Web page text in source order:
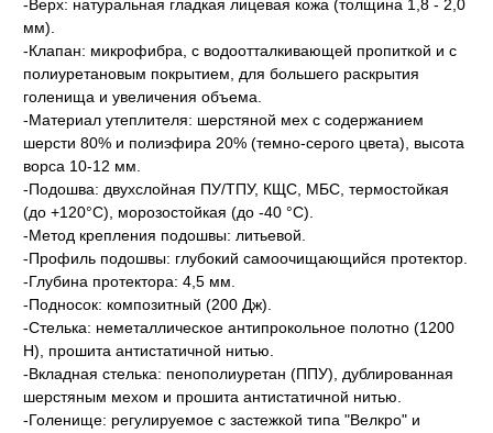
-Верх: натуральная гладкая лицевая кожа (толщина 1,8 - 2,0
мм).
-Клапан: микрофибра, с водоотталкивающей пропиткой и с
полиуретановым покрытием, для большего раскрытия
голенища и увеличения объема.
-Материал утеплителя: шерстяной мех с содержанием
шерсти 80% и полиэфира 20% (темно-серого цвета), высота
ворса 10-12 мм.
-Подошва: двухслойная ПУ/ТПУ, КЩС, МБС, термостойкая
(до +120°С), морозостойкая (до -40 °С).
-Метод крепления подошвы: литьевой.
-Профиль подошвы: глубокий самоочищающийся протектор.
-Глубина протектора: 4,5 мм.
-Подносок: композитный (200 Дж).
-Стелька: неметаллическое антипрокольное полотно (1200
Н), прошита антистатичной нитью.
-Вкладная стелька: пенополиуретан (ППУ), дублированная
шерстяным мехом и прошита антистатичной нитью.
-Голенище: регулируемое с застежкой типа "Велкро" и